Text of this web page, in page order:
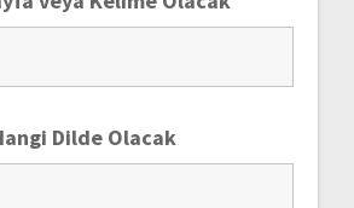
Dilde Olacak